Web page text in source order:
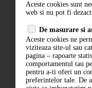
Aceste cookies sunt
web si nu pot fi
De masurare si
Aceste cookies ne
viziteaza site-ul sau
pagina – rapoarte
comportamentul tau
pentru a-ti oferi un
preferintelor tale. De